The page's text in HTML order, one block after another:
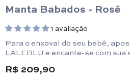
Manta Babados - Rosê
1 avaliação
Para o enxoval do seu bebê,
LALEBLU e encante-se com sua
R$ 209,90